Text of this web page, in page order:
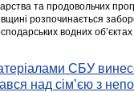
та продовольчих
розпочинається
водних
СБУ
над сім’єю з